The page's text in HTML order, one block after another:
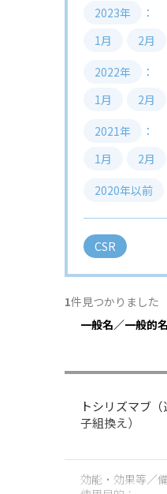
2020年以前
2021年
1月
2月
2022年
1月
2月
2023年
1月
2月
CSR
1件見つかりました
一般名／一般的
トシリズマブ
子組換え）
効能・効果等／